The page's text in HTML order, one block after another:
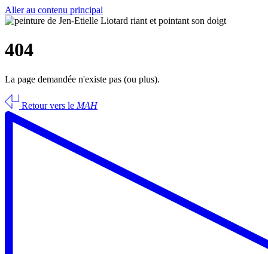
Aller au contenu principal
404
La page demandée n'existe pas (ou plus).
Retour vers le MAH